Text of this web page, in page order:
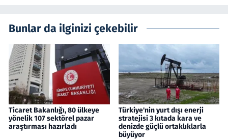
Bunlar da ilginizi çekebilir
Ticaret Bakanlığı, 80 ülkeye
yönelik 107 sektörel pazar
araştırması hazırladı
Türkiye'nin yurt dışı enerji
stratejisi 3 kıtada kara ve
denizde güçlü ortaklıklarla
büyüyor